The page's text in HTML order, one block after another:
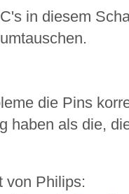
in diesem
die Pins
haben als die,
von Philips: